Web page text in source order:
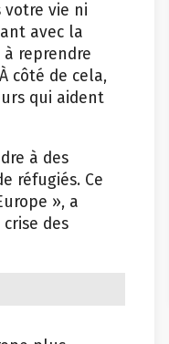
votre vie ni
avec la
reprendre
côté de cela,
qui aident
à des
réfugiés. Ce
», a
des